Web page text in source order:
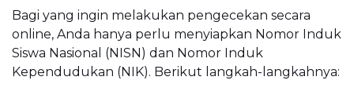
Bagi yang ingin melakukan pengecekan secara
online, Anda hanya perlu menyiapkan Nomor Induk
Siswa Nasional (NISN) dan Nomor Induk
Kependudukan (NIK). Berikut langkah-langkahnya: